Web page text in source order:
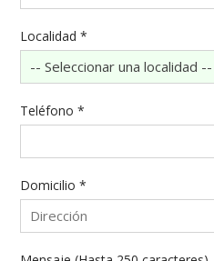
Localidad *
Teléfono *
Domicilio *